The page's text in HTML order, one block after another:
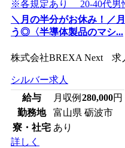
＼月の半分がお休み！／
う◎〈半導体製品のマシ...
株式会社BREXA Next 求
シルバー求人
給与
月収例 280,000円
勤務地
富山県 砺波市
寮・社宅 あり
詳しく